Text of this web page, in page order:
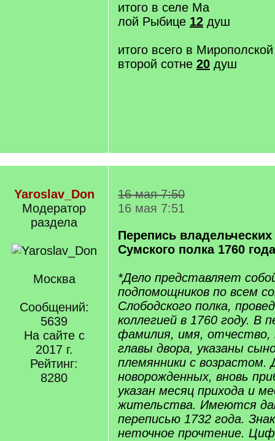
итого в селе Ма
лой Рыбице 12 душ
итого всего в Мирополской
второй сотне 20 душ
Yaroslav_Don
Модератор
раздела
Москва
Сообщений:
5639
На сайте с
2017 г.
Рейтинг:
8280
16 мая 7:50
16 мая 7:51
Перепись
Сумского полка 1760 года
*Дело представляет
подпомощников по всем
Слободского полка,
коллегией в 1760 году. В
фамилия, имя, отчество,
главы двора, указаны
племянники с возрастом.
новорожденных, вновь
указан месяц прихода и
жительства. Имеются
переписью 1732 года.
неточное прочтение.